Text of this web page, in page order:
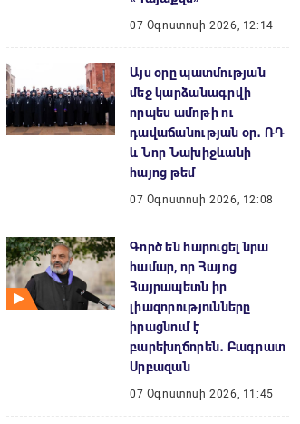
07 Օգոստոսի 2026, 12:14
Այս օրը պատմության
մեջ կարձանագրվի
որպես ամոթի ու
դավաճանության օր․ ՌԴ
և Նոր Նախիջևանի
հայոց թեմ
07 Օգոստոսի 2026, 12:08
Գործ են հարուցել նրա
համար, որ Հայոց
Հայրապետն իր
լիազորությունները
իրացնում է
բարեխղճորեն․ Բագրատ
Սրբազան
07 Օգոստոսի 2026, 11:45